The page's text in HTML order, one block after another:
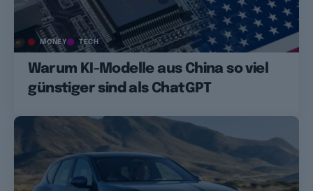
MONEY TECH
Warum KI-Modelle aus China so viel
günstiger sind als ChatGPT